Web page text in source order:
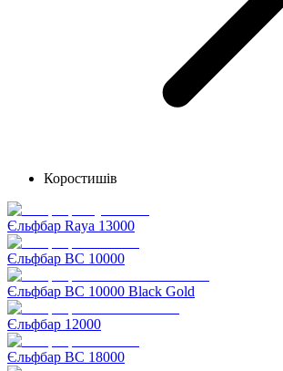
Коростишів
Єльфбар Raya 13000
Єльфбар BC 10000
Єльфбар BC 10000 Black Gold
Єльфбар 12000
Єльфбар BC 18000